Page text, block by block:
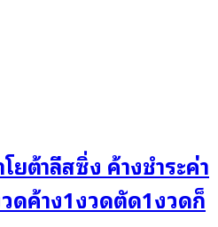
ต้าลีสซิ่ง ค้างชำระค่า
ดค้าง1งวดตัด1งวดก็